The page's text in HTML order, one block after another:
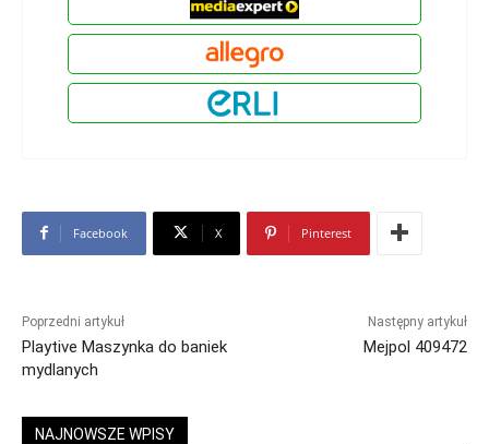
Facebook X Pinterest
Poprzedni artykuł
Playtive Maszynka do baniek
mydlanych
Następny artykuł
Mejpol 409472
NAJNOWSZE WPISY